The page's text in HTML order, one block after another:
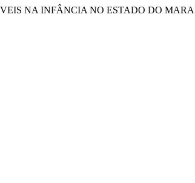
NA INFÂNCIA NO ESTADO DO